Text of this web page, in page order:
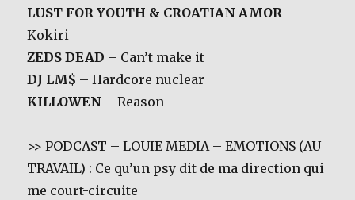
LUST FOR YOUTH & CROATIAN AMOR –
Kokiri
ZEDS DEAD – Can’t make it
DJ LM$ – Hardcore nuclear
KILLOWEN – Reason
>> PODCAST – LOUIE MEDIA – EMOTIONS (AU
TRAVAIL) : Ce qu’un psy dit de ma direction qui
me court-circuite